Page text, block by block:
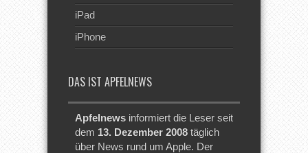
iPad
iPhone
DAS IST APFELNEWS
Apfelnews informiert die Leser seit
dem 13. Dezember 2008 täglich
über News rund um Apple. Der